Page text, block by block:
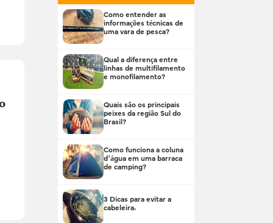
Como entender as
informações técnicas de
uma vara de pesca?
Qual a diferença entre
linhas de multifilamento
e monofilamento?
Quais são os principais
peixes da região Sul do
Brasil?
Como funciona a coluna
d’água em uma barraca
de camping?
3 Dicas para evitar a
cabeleira!